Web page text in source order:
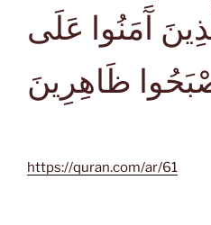
آَمَنُوا عَلَى
ظَاهِرِينَ
https://quran.com/ar/61